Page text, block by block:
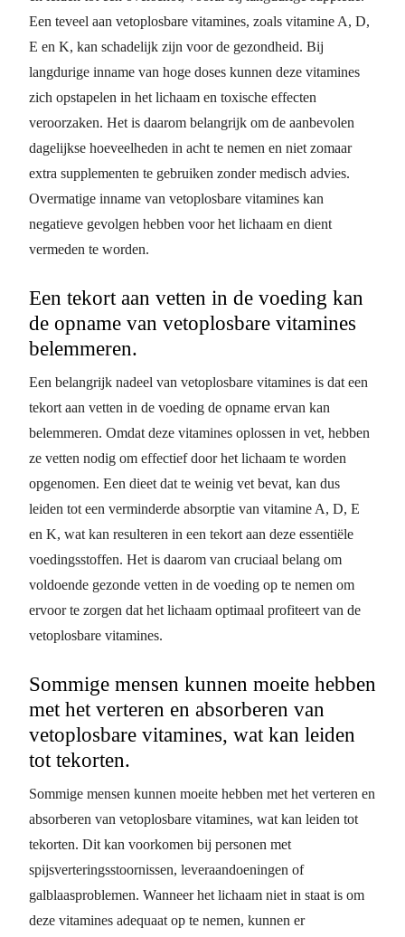
Een teveel aan vetoplosbare vitamines, zoals vitamine A, D,
E en K, kan schadelijk zijn voor de gezondheid. Bij
langdurige inname van hoge doses kunnen deze vitamines
zich opstapelen in het lichaam en toxische effecten
veroorzaken. Het is daarom belangrijk om de aanbevolen
dagelijkse hoeveelheden in acht te nemen en niet zomaar
extra supplementen te gebruiken zonder medisch advies.
Overmatige inname van vetoplosbare vitamines kan
negatieve gevolgen hebben voor het lichaam en dient
vermeden te worden.
Een tekort aan vetten in de voeding kan
de opname van vetoplosbare vitamines
belemmeren.
Een belangrijk nadeel van vetoplosbare vitamines is dat een
tekort aan vetten in de voeding de opname ervan kan
belemmeren. Omdat deze vitamines oplossen in vet, hebben
ze vetten nodig om effectief door het lichaam te worden
opgenomen. Een dieet dat te weinig vet bevat, kan dus
leiden tot een verminderde absorptie van vitamine A, D, E
en K, wat kan resulteren in een tekort aan deze essentiële
voedingsstoffen. Het is daarom van cruciaal belang om
voldoende gezonde vetten in de voeding op te nemen om
ervoor te zorgen dat het lichaam optimaal profiteert van de
vetoplosbare vitamines.
Sommige mensen kunnen moeite hebben
met het verteren en absorberen van
vetoplosbare vitamines, wat kan leiden
tot tekorten.
Sommige mensen kunnen moeite hebben met het verteren en
absorberen van vetoplosbare vitamines, wat kan leiden tot
tekorten. Dit kan voorkomen bij personen met
spijsverteringsstoornissen, leveraandoeningen of
galblaasproblemen. Wanneer het lichaam niet in staat is om
deze vitamines adequaat op te nemen, kunnen er